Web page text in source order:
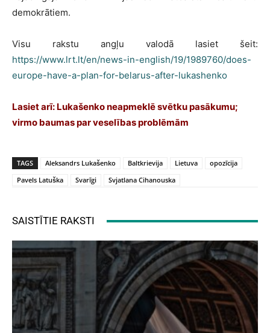
demokrātiem.
Visu rakstu angļu valodā lasiet šeit:
https://www.lrt.lt/en/news-in-english/19/1989760/does-
europe-have-a-plan-for-belarus-after-lukashenko
Lasiet arī: Lukašenko neapmeklē svētku pasākumu;
virmo baumas par veselības problēmām
TAGS Aleksandrs Lukašenko Baltkrievija Lietuva
opozīcija
Pavels Latuška
Svarīgi Svjatlana Cihanouska
SAISTĪTIE RAKSTI